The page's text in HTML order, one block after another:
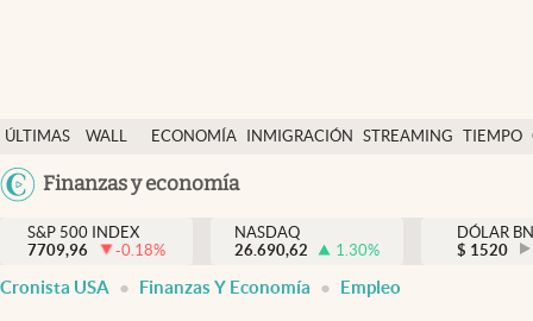
ÚLTIMAS
NOTICIAS
WALL
DÓLAR
ECONOMÍA INMIGRACIÓN STREAMING TIEMPO
México
Finanzas y economía
Finanzas y economía
Wall Street y dólar
Inmigración
S&P 500 INDEX
7709,96
-0.18%
NASDAQ
26.690,62
1.30%
DÓLAR
$ 1520
Cronista USA Finanzas Y Economía Empleo